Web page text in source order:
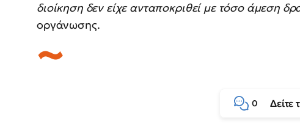
διοίκηση δεν είχε ανταποκριθεί με τόσο άμεση
οργάνωσης.
0 Δείτε